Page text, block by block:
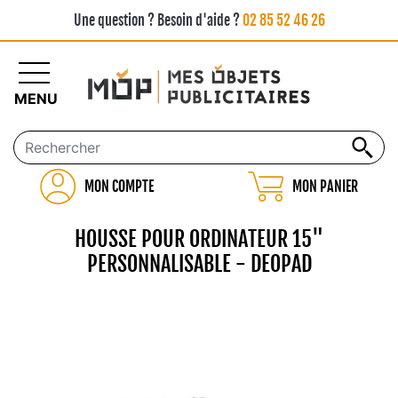
Une question ? Besoin d'aide ?02 85 52 46 26
MON COMPTE MON PANIER
MENU
HOUSSE POUR ORDINATEUR 15"
PERSONNALISABLE - DEOPAD